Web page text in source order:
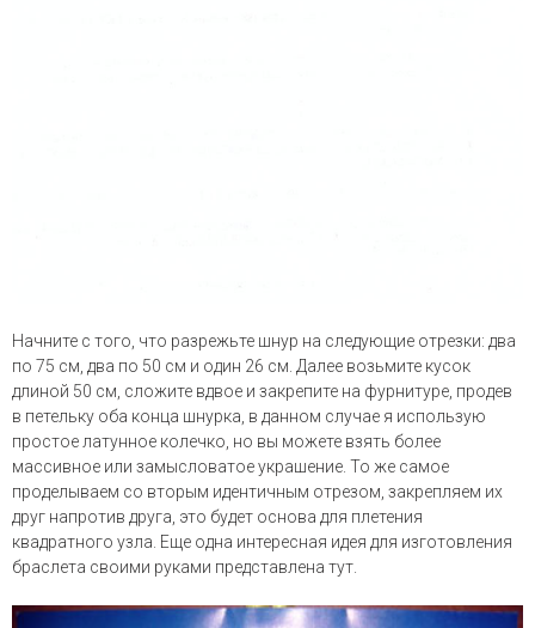
Начните с того, что разрежьте шнур на следующие отрезки: два
по 75 см, два по 50 см и один 26 см. Далее возьмите кусок
длиной 50 см, сложите вдвое и закрепите на фурнитуре, продев
в петельку оба конца шнурка, в данном случае я использую
простое латунное колечко, но вы можете взять более
массивное или замысловатое украшение. То же самое
проделываем со вторым идентичным отрезом, закрепляем их
друг напротив друга, это будет основа для плетения
квадратного узла. Еще одна интересная идея для изготовления
браслета своими руками представлена тут.